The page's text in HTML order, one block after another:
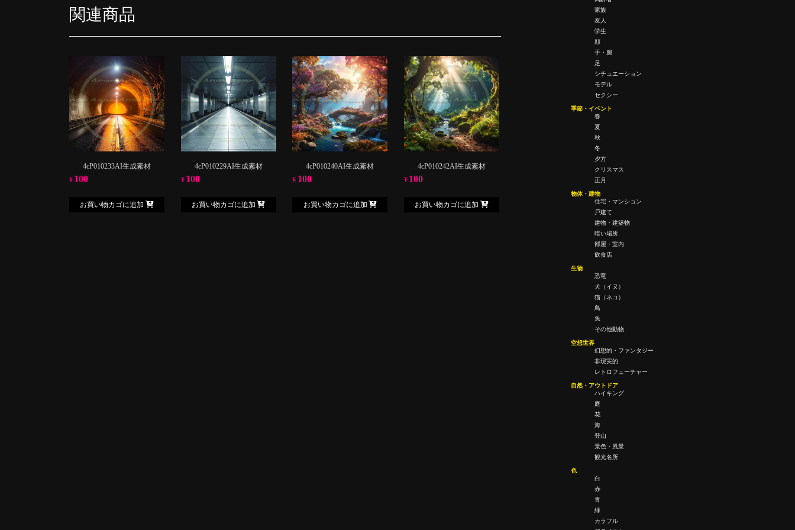
関連商品
4cP010233AI生成素材
¥ 100
お買い物カゴに追加
4cP010229AI生成素材
¥ 100
お買い物カゴに追加
4cP010240AI生成素材
¥ 100
お買い物カゴに追加
4cP010242AI生成素材
¥ 100
お買い物カゴに追加
家族
友人
学生
顔
手・腕
足
シチュエーション
モデル
セクシー
季節・イベント
春
夏
秋
冬
夕方
クリスマス
正月
物体・建物
住宅・マンション
戸建て
建物・建築物
暗い場所
部屋・室内
飲食店
生物
恐竜
犬（イヌ）
猫（ネコ）
鳥
魚
その他動物
空想世界
幻想的・ファンタジー
非現実的
レトロフューチャー
自然・アウトドア
ハイキング
庭
花
海
登山
景色・風景
観光名所
色
白
赤
青
緑
カラフル